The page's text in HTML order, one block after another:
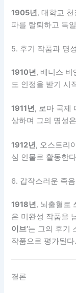
1905년, 대학교
파를 탈퇴하고 독
5. 후기 작품과 명성
1910년, 베니스 비
도 인정을 받기 시
1911년, 로마 국제
상하며 그의 명성
1912년, 오스트리
심 인물로 활동한
6. 갑작스러운 죽
1918년, 뇌출혈로
은 미완성 작품을
이브’는 그의 후기
작품으로 평가된다.
결론